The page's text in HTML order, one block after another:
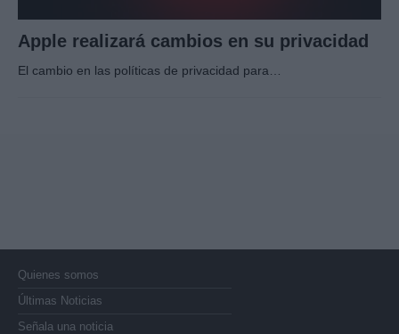
Apple realizará cambios en su privacidad
El cambio en las políticas de privacidad para…
Quienes somos
Últimas Noticias
Señala una noticia